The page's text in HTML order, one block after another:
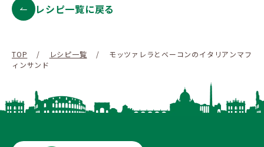
レシピ一覧に戻る
TOP / レシピ一覧 /
モッツァレラとベーコンのイタリアンマフ
ィンサンド